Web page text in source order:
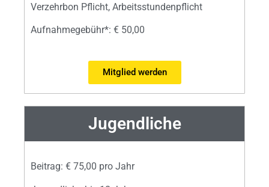
Verzehrbon Pflicht, Arbeitsstundenpflicht
Aufnahmegebühr*: € 50,00
Mitglied werden
Jugendliche
Beitrag: € 75,00 pro Jahr